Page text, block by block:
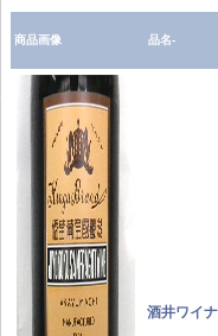
商品画像 品名-
酒井ワイ